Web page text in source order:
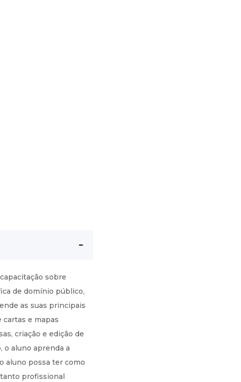
sobre
de domínio público,
as suas principais
cartas e mapas
criação e edição de
o aluno aprenda a
aluno possa ter como
profissional